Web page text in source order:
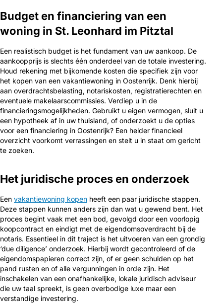
Budget en financiering van een
woning in St. Leonhard im Pitztal
Een realistisch budget is het fundament van uw aankoop. De
aankoopprijs is slechts één onderdeel van de totale investering.
Houd rekening met bijkomende kosten die specifiek zijn voor
het kopen van een vakantiewoning in Oostenrijk. Denk hierbij
aan overdrachtsbelasting, notariskosten, registratierechten en
eventuele makelaarscommissies. Verdiep u in de
financieringsmogelijkheden. Gebruikt u eigen vermogen, sluit u
een hypotheek af in uw thuisland, of onderzoekt u de opties
voor een financiering in Oostenrijk? Een helder financieel
overzicht voorkomt verrassingen en stelt u in staat om gericht
te zoeken.
Het juridische proces en onderzoek
Een vakantiewoning kopen heeft een paar juridische stappen.
Deze stappen kunnen anders zijn dan wat u gewend bent. Het
proces begint vaak met een bod, gevolgd door een voorlopig
koopcontract en eindigt met de eigendomsoverdracht bij de
notaris. Essentieel in dit traject is het uitvoeren van een grondig
‘due diligence’ onderzoek. Hierbij wordt gecontroleerd of de
eigendomspapieren correct zijn, of er geen schulden op het
pand rusten en of alle vergunningen in orde zijn. Het
inschakelen van een onafhankelijke, lokale juridisch adviseur
die uw taal spreekt, is geen overbodige luxe maar een
verstandige investering.